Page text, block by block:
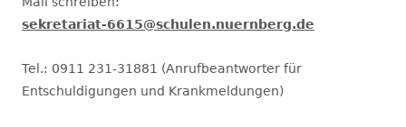
sekretariat-6615@schulen.nuernberg.de
Tel.: 0911 231-31881 (Anrufbeantworter für
Entschuldigungen und Krankmeldungen)